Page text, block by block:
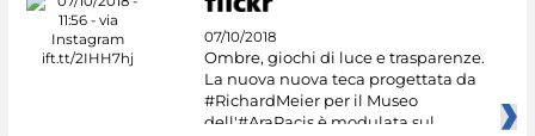
07/10/2018
Ombre, giochi di luce e trasparenze.
La nuova nuova teca progettata da
#RichardMeier per il Museo
dell'#AraPacis è modulata sul